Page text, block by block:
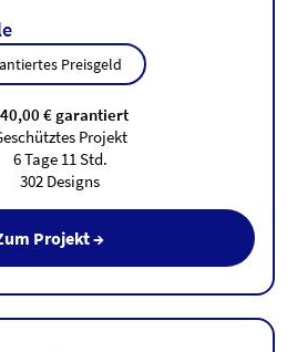
Preisgeld
€ garantiert
Projekt
6 Tage 11 Std.
302 Designs
Projekt →